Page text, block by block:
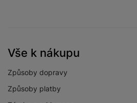
Vše k nákupu
Způsoby dopravy
Způsoby platby